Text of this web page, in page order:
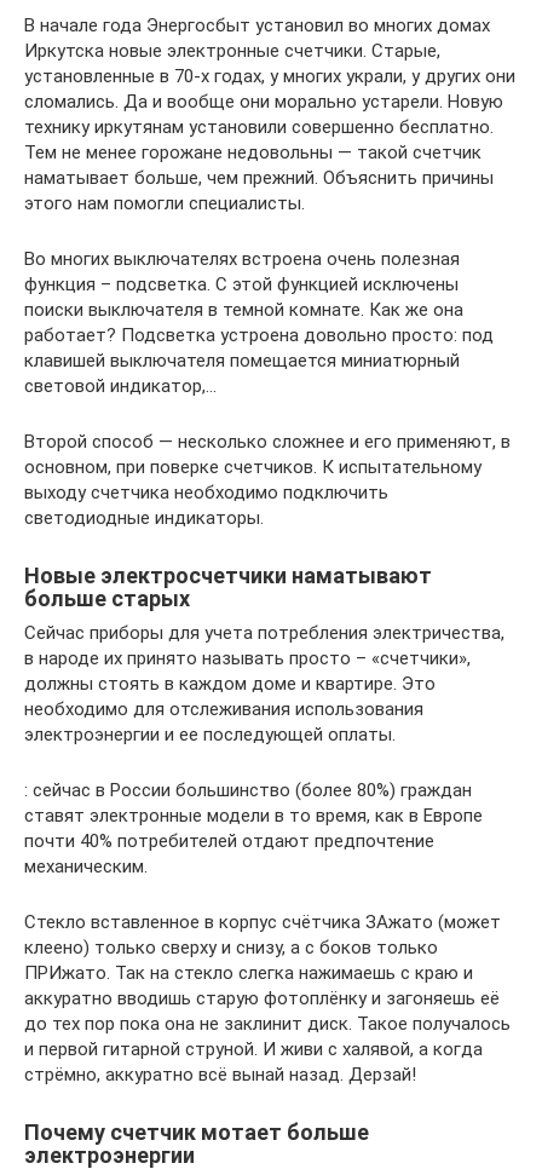
В начале года Энергосбыт установил во многих домах
Иркутска новые электронные счетчики. Старые,
установленные в 70-х годах, у многих украли, у других они
сломались. Да и вообще они морально устарели. Новую
технику иркутянам установили совершенно бесплатно.
Тем не менее горожане недовольны — такой счетчик
наматывает больше, чем прежний. Объяснить причины
этого нам помогли специалисты.
Во многих выключателях встроена очень полезная
функция – подсветка. С этой функцией исключены
поиски выключателя в темной комнате. Как же она
работает? Подсветка устроена довольно просто: под
клавишей выключателя помещается миниатюрный
световой индикатор,…
Второй способ — несколько сложнее и его применяют, в
основном, при поверке счетчиков. К испытательному
выходу счетчика необходимо подключить
светодиодные индикаторы.
Новые электросчетчики наматывают
больше старых
Сейчас приборы для учета потребления электричества,
в народе их принято называть просто – «счетчики»,
должны стоять в каждом доме и квартире. Это
необходимо для отслеживания использования
электроэнергии и ее последующей оплаты.
: сейчас в России большинство (более 80%) граждан
ставят электронные модели в то время, как в Европе
почти 40% потребителей отдают предпочтение
механическим.
Стекло вставленное в корпус счётчика ЗАжато (может
клеено) только сверху и снизу, а с боков только
ПРИжато. Так на стекло слегка нажимаешь с краю и
аккуратно вводишь старую фотоплёнку и загоняешь её
до тех пор пока она не заклинит диск. Такое получалось
и первой гитарной струной. И живи с халявой, а когда
стрёмно, аккуратно всё вынай назад. Дерзай!
Почему счетчик мотает больше
электроэнергии